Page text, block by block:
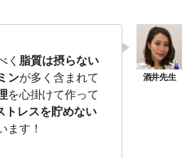
く 脂質は摂らない
ンが多く含まれて
を心掛けて作って
トレスを貯めない
ます！